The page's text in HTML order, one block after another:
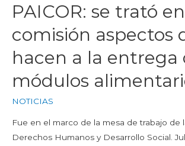
PAICOR: se trató en
comisión aspectos
hacen a la entrega
módulos
NOTICIAS
Fue en el marco de la mesa de trabajo de
Derechos Humanos y Desarrollo Social.